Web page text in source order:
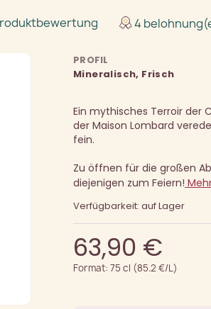
4
PROFIL
Mineralisch, Frisch
Ein mythisches Terroir der
der Maison Lombard
fein.
Zu öffnen für die großen
diejenigen zum Feiern!
Verfügbarkeit: auf Lager
63,90 €
Format: 75 cl (85.2 €/L)